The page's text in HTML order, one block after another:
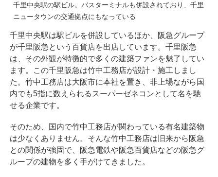
千里中央駅の駅ビル。バスターミナルも併設されており、千里
ニュータウンの交通拠点にもなっている
千里中央駅は駅ビルを併設しているほか、阪急グループ
が千里阪急という百貨店を出店しています。千里阪急
は、その外観が特徴的で多くの建築ファンを魅了してい
ます。この千里阪急は竹中工務店が設計・施工しまし
た。竹中工務店は大阪市に本社を置き、非上場ながら国
内でも5指に数えられるスーパーゼネコンとして名を馳
せる企業です。
そのため、国内で竹中工務店が関わっている有名建築物
は少なくありません。そんな竹中工務店は旧来から阪急
との関係が強固で、阪急電鉄や阪急百貨店などの阪急グ
ループの建物を多く手がけてきました。